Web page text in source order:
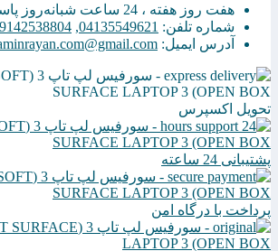
هفت روز هفته ، 24 ساعت شبانه‌روز پاسخگوی شما هستیم.
شماره تلفن: 04135549621
,
آدرس ایمیل:
تحویل اکسپرس
پشتیبانی 24 ساعته
پرداخت با درگاه امن